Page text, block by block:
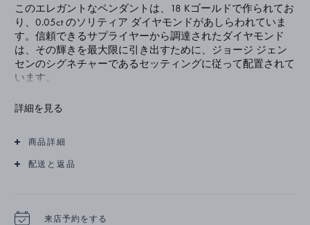
このエレガントなペンダントは、18 Kゴールドで作られてお
り、0.05ct のソリティア ダイヤモンドがあしらわれていま
す。信頼できるサプライヤーから調達されたダイヤモンド
は、その輝きを最大限に引き出すために、ジョージ ジェン
センのシグネチャーであるセッティングに従って配置されて
います。
詳細を見る
商品詳細
配送と返品
来店予約をする